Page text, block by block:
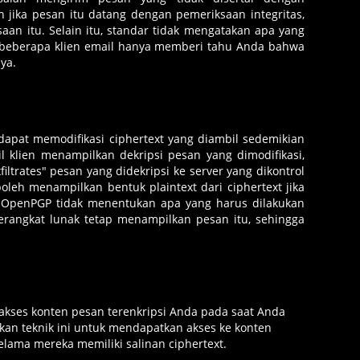
pesan itu datang dengan pemeriksaan integritas,
itu. Selain itu, standar tidak mengatakan apa yang
klien email hanya memberi tahu Anda bahwa
memodifikasi ciphertext yang diambil sedemikian
menampilkan dekripsi pesan yang dimodifikasi,
pesan yang didekripsi ke server yang dikontrol
menampilkan bentuk plaintext dari ciphertext jika
tidak menentukan apa yang harus dilakukan
lunak tetap menampilkan pesan itu, sehingga
konten pesan terenkripsi Anda pada saat Anda
teknik ini untuk mendapatkan akses ke konten
mereka memiliki salinan ciphertext.